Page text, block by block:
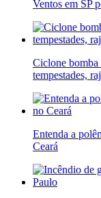
Ventos em SP
Ciclone bomba
tempestades,
Entenda a
Ceará